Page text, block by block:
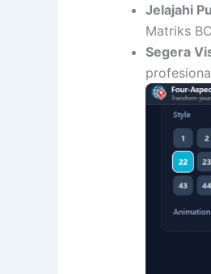
Jelajahi
Matriks
Segera